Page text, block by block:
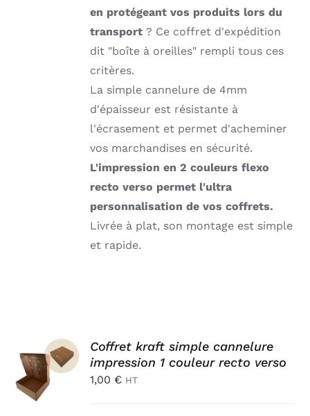
en protégeant vos produits lors du
transport ? Ce coffret d'expédition
dit "boîte à oreilles" rempli tous ces
critères.
La simple cannelure de 4mm
d'épaisseur est résistante à
l'écrasement et permet d'acheminer
vos marchandises en sécurité.
L'impression en 2 couleurs flexo
recto verso permet l'ultra
personnalisation de vos coffrets.
Livrée à plat, son montage est simple
et rapide.
AJOUTER
AU
PANIER
/
DÉTAILS
Coffret kraft simple cannelure
impression 1 couleur recto verso
1,00 € HT